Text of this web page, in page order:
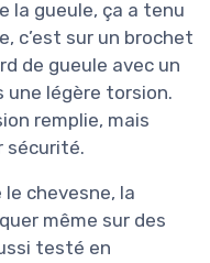
la gueule, ça a tenu
c’est sur un brochet
de gueule avec un
une légère torsion.
remplie, mais
sécurité.
chevesne, la
même sur des
testé en